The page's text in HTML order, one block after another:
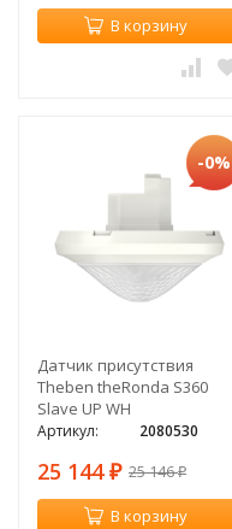
В корзину
-0%
Датчик присутствия
Theben theRonda S360
Slave UP WH
Артикул: 2080530
25 144 ₽ 25 146₽
В корзину